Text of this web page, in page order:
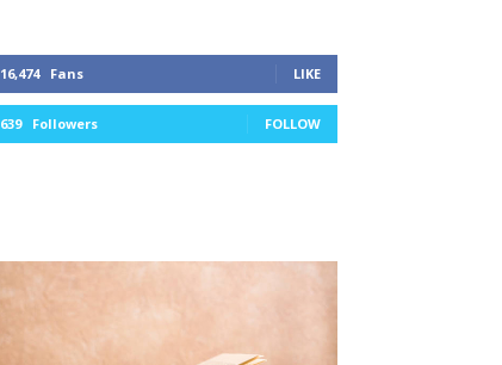
16,474 Fans LIKE
639 Followers FOLLOW